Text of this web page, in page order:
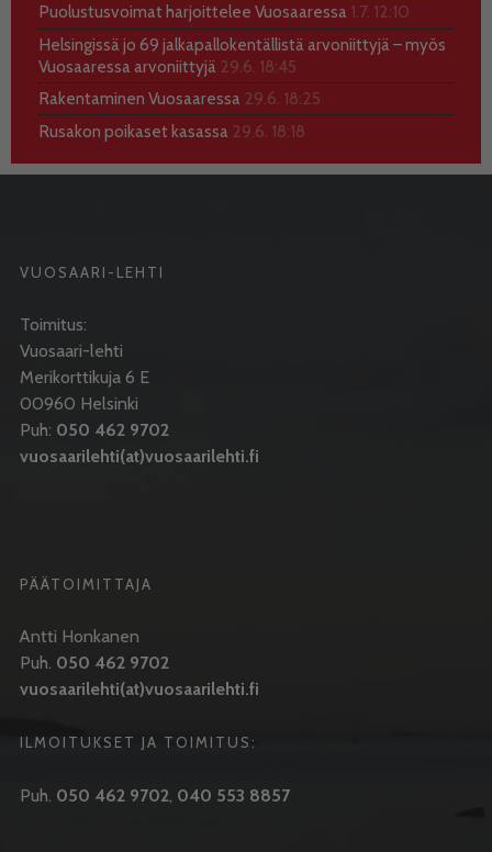
Puolustusvoimat harjoittelee Vuosaaressa 1.7. 12:10
Helsingissä jo 69 jalkapallokentällistä arvoniittyjä – myös
Vuosaaressa arvoniittyjä 29.6. 18:45
Rakentaminen Vuosaaressa 29.6. 18:25
Rusakon poikaset kasassa 29.6. 18:18
VUOSAARI-LEHTI
Toimitus:
Vuosaari-lehti
Merikorttikuja 6 E
00960 Helsinki
Puh: 050 462 9702
vuosaarilehti(at)vuosaarilehti.fi
PÄÄTOIMITTAJA
Antti Honkanen
Puh. 050 462 9702
vuosaarilehti(at)vuosaarilehti.fi
ILMOITUKSET JA TOIMITUS:
Puh. 050 462 9702, 040 553 8857